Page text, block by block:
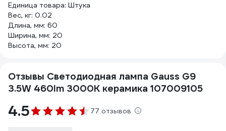
Единица товара: Штука
Вес, кг: 0.02
Длина, мм: 60
Ширина, мм: 20
Высота, мм: 20
Отзывы Светодиодная лампа Gauss G9
3.5W 460lm 3000K керамика 107009105
4.5 77 отзывов